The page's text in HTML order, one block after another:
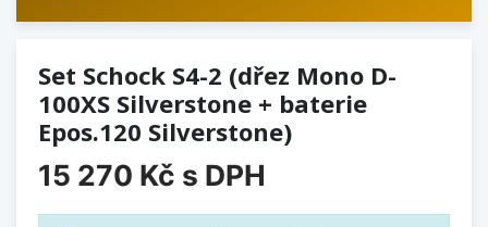
Set Schock S4-2 (dřez Mono D-
100XS Silverstone + baterie
Epos.120 Silverstone)
15 270 Kč s DPH